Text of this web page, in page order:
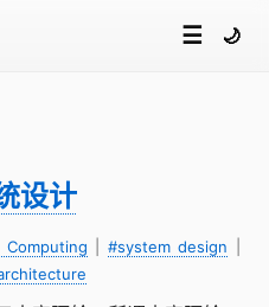
☰ 🌙
设计
#system design